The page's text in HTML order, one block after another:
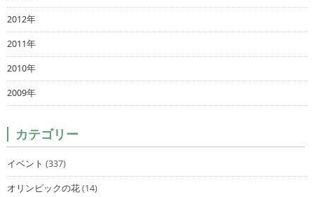
2012年
2011年
2010年
2009年
カテゴリー
イベント (337)
オリンピックの花(14)